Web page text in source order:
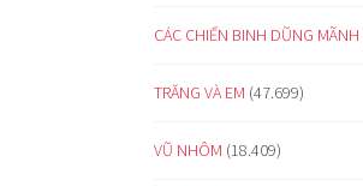
CÁC CHIẾN BINH DŨNG MÃNH
TRĂNG VÀ EM (47.699)
VŨ NHÔM (18.409)